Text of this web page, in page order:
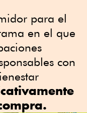
para el
en el que
con